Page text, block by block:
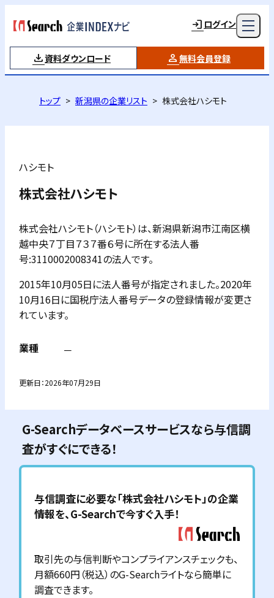
ログイン
資料ダウンロード 無料会員登録
トップ 新潟県の企業リスト 株式会社ハシモト
ハシモト
株式会社ハシモト
株式会社ハシモト（ハシモト）は、新潟県新潟市江南区横
越中央７丁目７３７番６号に所在する法人番
号:3110002008341の法人です。
2015年10月05日に法人番号が指定されました。2020年
10月16日に国税庁法人番号データの登録情報が変更さ
れています。
業種 －
更新日：2026年07月29日
G-Searchデータベースサービスなら与信調
査がすぐにできる！
与信調査に必要な「株式会社ハシモト」の企業
情報を、G-Searchで今すぐ入手！
取引先の与信判断やコンプライアンスチェックも、
月額660円（税込）のG-Searchライトなら簡単に
調査できます。